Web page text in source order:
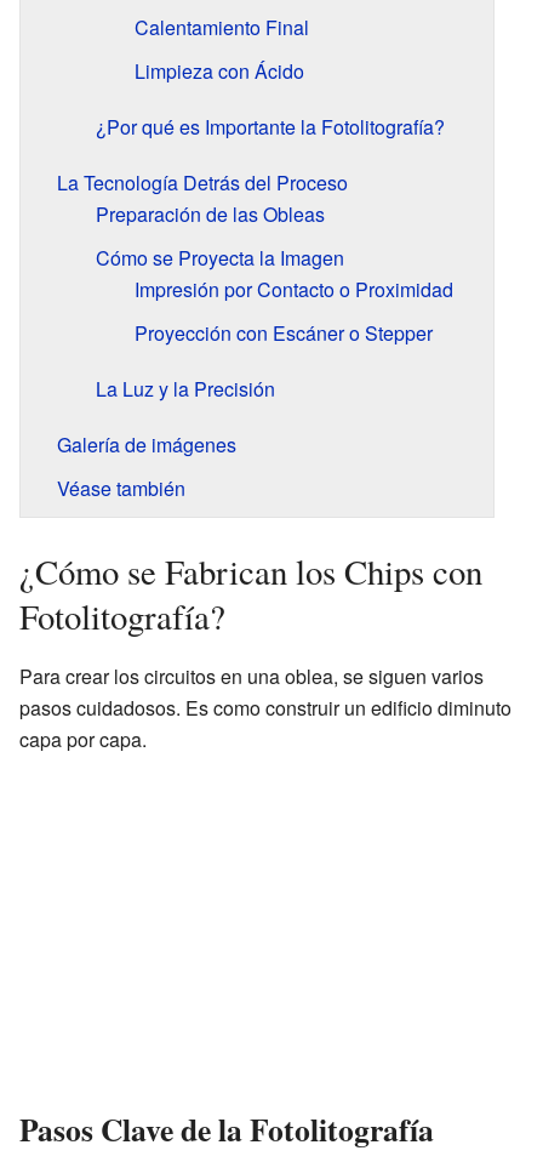
Calentamiento Final
Limpieza con Ácido
¿Por qué es Importante la Fotolitografía?
La Tecnología Detrás del Proceso
Preparación de las Obleas
Cómo se Proyecta la Imagen
Impresión por Contacto o Proximidad
Proyección con Escáner o Stepper
La Luz y la Precisión
Galería de imágenes
Véase también
¿Cómo se Fabrican los Chips con
Fotolitografía?
Para crear los circuitos en una oblea, se siguen varios
pasos cuidadosos. Es como construir un edificio diminuto
capa por capa.
Pasos Clave de la Fotolitografía